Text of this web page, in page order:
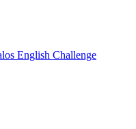
English Challenge